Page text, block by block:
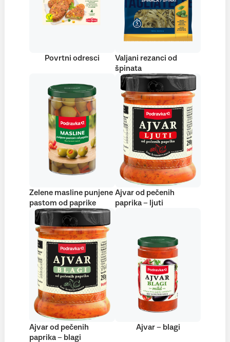
Povrtni odresci
Valjani rezanci od
špinata
Zelene masline punjene
pastom od paprike
Ajvar od pečenih
paprika – ljuti
Ajvar od pečenih
paprika – blagi
Ajvar – blagi